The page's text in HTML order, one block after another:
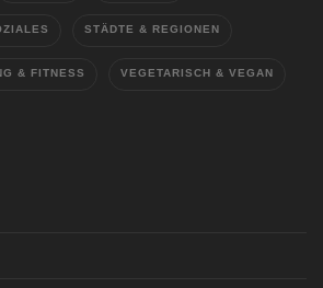
STÄDTE & REGIONEN
& FITNESS VEGETARISCH & VEGAN